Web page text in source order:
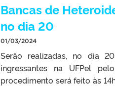
Bancas de
no dia 20
01/03/2024
Serão realizadas, no dia
ingressantes na UFPel
procedimento será feito às